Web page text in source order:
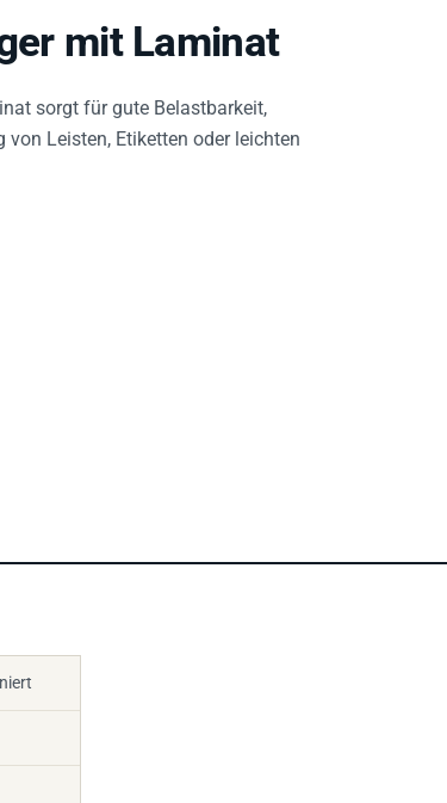
mit Laminat
sorgt für gute Belastbarkeit,
Leisten, Etiketten oder leichten